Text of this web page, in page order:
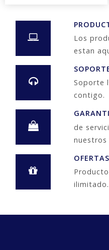
Los
estan
Soporte
contigo.
de
nuestros
OFERTAS
ilimitado.